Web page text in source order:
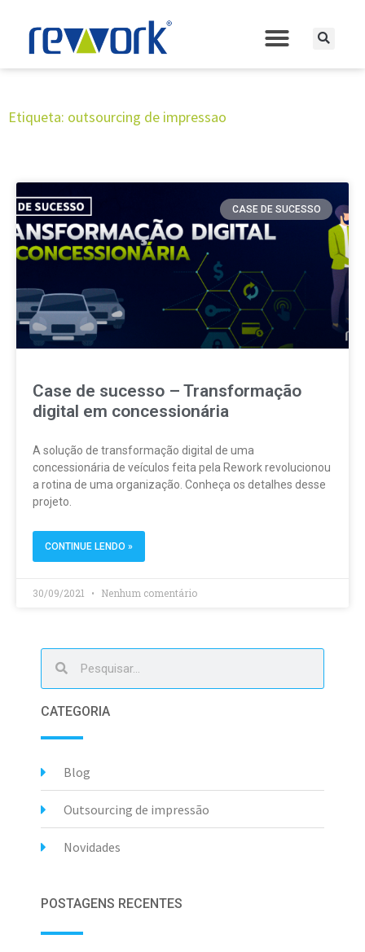
Etiqueta: outsourcing de impressao
CASE DE SUCESSO
Case de sucesso – Transformação
digital em concessionária
A solução de transformação digital de uma
concessionária de veículos feita pela Rework revolucionou
a rotina de uma organização. Conheça os detalhes desse
projeto.
CONTINUE LENDO »
30/09/2021 Nenhum comentário
CATEGORIA
Blog
Outsourcing de impressão
Novidades
POSTAGENS RECENTES